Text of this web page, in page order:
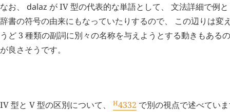
なお、 dalaz が IV 型の代表的な単語として、 文法詳細で例
辞書の符号の由来にもなっていたりするので、 この辺りは変
うど 3 種類の副詞に別々の名称を与えようとする動きもある
が良さそうです。
IV 型と V 型の区別について、 H4332 で別の視点で述べてい